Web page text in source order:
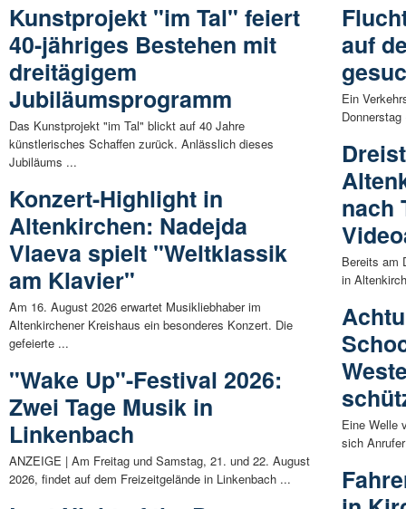
Kunstprojekt "im Tal" feiert
40-jähriges Bestehen mit
dreitägigem
Jubiläumsprogramm
Das Kunstprojekt "im Tal" blickt auf 40 Jahre
künstlerisches Schaffen zurück. Anlässlich dieses
Jubiläums ...
Konzert-Highlight in
Altenkirchen: Nadejda
Vlaeva spielt "Weltklassik
am Klavier"
Am 16. August 2026 erwartet Musikliebhaber im
Altenkirchener Kreishaus ein besonderes Konzert. Die
gefeierte ...
"Wake Up"-Festival 2026:
Zwei Tage Musik in
Linkenbach
ANZEIGE | Am Freitag und Samstag, 21. und 22. August
2026, findet auf dem Freizeitgelände in Linkenbach ...
auf
Ein
nach
Bereits am
in
Eine Welle
sich